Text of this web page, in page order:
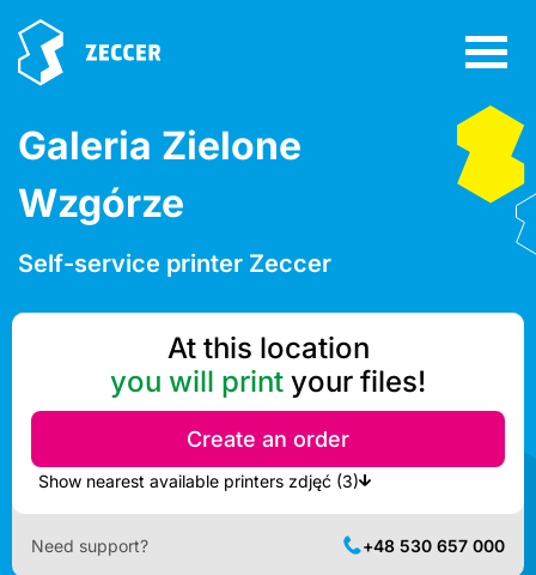
Galeria Zielone
Wzgórze
Self-service printer Zeccer
At this location
you will print your files!
Create an order
Show nearest available printers zdjęć (3)
Need support? +48 530 657 000